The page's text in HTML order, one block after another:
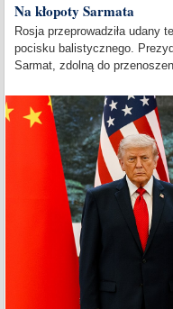
Na kłopoty Sarmata
Rosja przeprowadziła udany
pocisku balistycznego.
Sarmat, zdolną do